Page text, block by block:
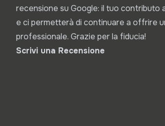
recensione su Google: il tuo
e ci permetterà di continuare a offrire
professionale. Grazie per la fiducia!
Scrivi una Recensione